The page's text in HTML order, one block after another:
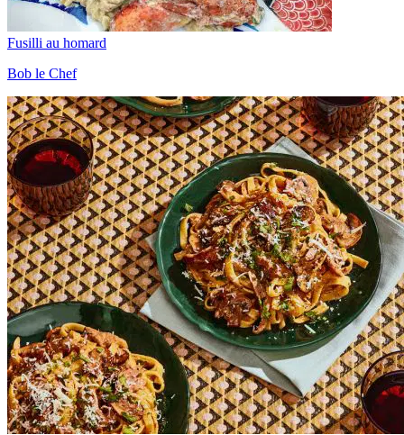
Fusilli au homard
Bob le Chef